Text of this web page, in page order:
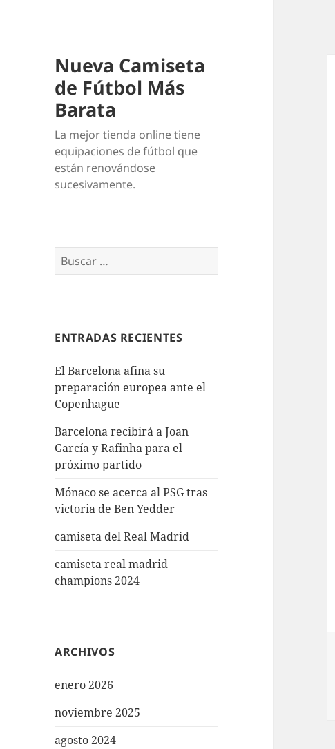
Nueva Camiseta
de Fútbol Más
Barata
La mejor tienda online tiene
equipaciones de fútbol que
están renovándose
sucesivamente.
Buscar:
ENTRADAS RECIENTES
El Barcelona afina su
preparación europea ante el
Copenhague
Barcelona recibirá a Joan
García y Rafinha para el
próximo partido
Mónaco se acerca al PSG tras
victoria de Ben Yedder
camiseta del Real Madrid
camiseta real madrid
champions 2024
ARCHIVOS
enero 2026
noviembre 2025
agosto 2024